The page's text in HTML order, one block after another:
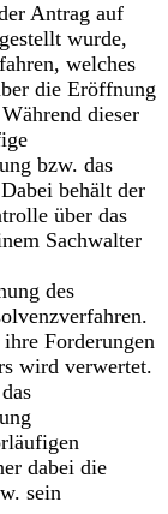
Antrag auf
wurde,
welches
die Eröffnung
dieser
bzw. das
behält der
über das
Sachwalter
des
Forderungen
wird verwertet.
dabei die
sein